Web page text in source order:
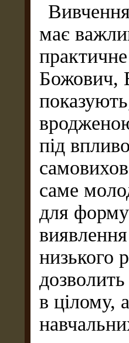
має
Божович,
під
саме
для
низького
в цілому,